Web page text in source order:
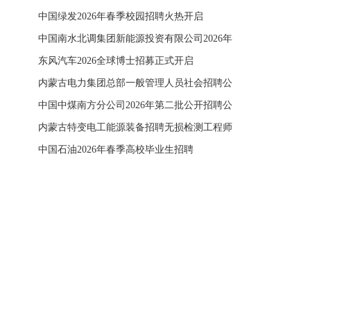
中国绿发2026年春季校园招聘火热开启
中国南水北调集团新能源投资有限公司2026年第一批社会公开招聘公告
东风汽车2026全球博士招募正式开启
内蒙古电力集团总部一般管理人员社会招聘公告
中国中煤南方分公司2026年第二批公开招聘公告
内蒙古特变电工能源装备招聘无损检测工程师
中国石油2026年春季高校毕业生招聘